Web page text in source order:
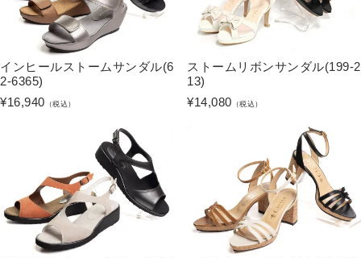
インヒールストームサンダル(6
2-6365)
¥16,940 （税込）
ストームリボンサンダル(199-2
13)
¥14,080 （税込）